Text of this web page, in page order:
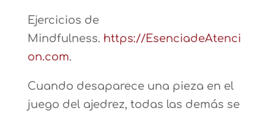
Ejercicios de
Mindfulness. https://EsenciadeAtenci
on.com.
Cuando desaparece una pieza en el
juego del ajedrez, todas las demás se